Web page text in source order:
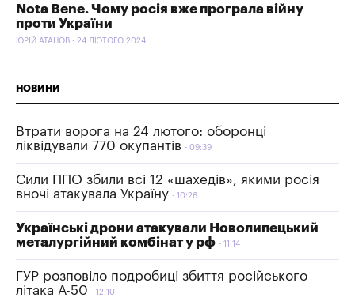
Nota Bene. Чому росія вже програла війну
проти України
ЮРІЙ АТАНОВ - 24 ЛЮТОГО 2024
НОВИНИ
Втрати ворога на 24 лютого: оборонці
ліквідували 770 окупантів
09:39
Сили ППО збили всі 12 «шахедів», якими росія
вночі атакувала Україну
10:26
Українські дрони атакували Новолипецький
металургійний комбінат у рф
11:14
ГУР розповіло подробиці збиття російського
літака А-50
12:10